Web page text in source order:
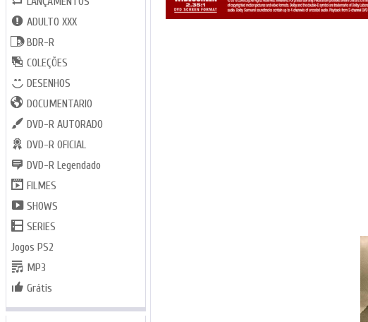
ADULTO XXX
BDR-R
COLEÇÕES
DESENHOS
DOCUMENTARIO
DVD-R AUTORADO
DVD-R OFICIAL
DVD-R Legendado
FILMES
SHOWS
SERIES
Jogos PS2
MP3
Grátis